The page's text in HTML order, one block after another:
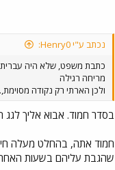
נכתב ע"י Henry0:
כתבת משפט, שלא היה עברית
מריחה רגילה
ולכן הארתי רק נקודה מסוימת,.
בסדר חמוד. אבוא אליך לגג
חמוד אתה, בהחלט מעלה
שהגבת עליהם בשעות